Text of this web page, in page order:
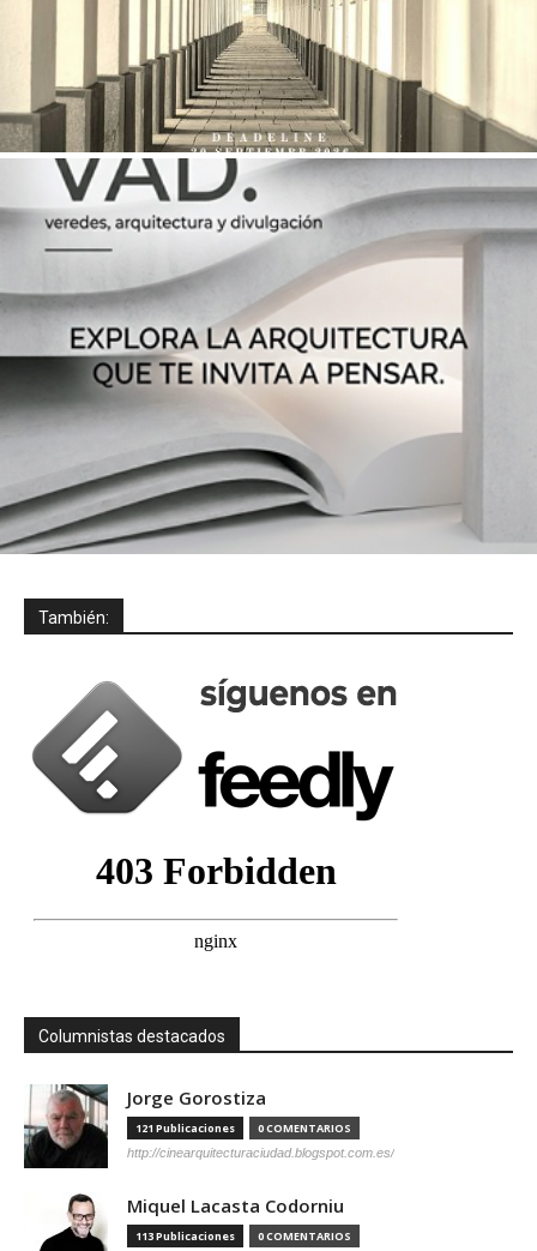
También:
Columnistas destacados
Jorge Gorostiza
121 Publicaciones 0 COMENTARIOS
http://cinearquitecturaciudad.blogspot.com.es/
Miquel Lacasta Codorniu
113 Publicaciones 0 COMENTARIOS